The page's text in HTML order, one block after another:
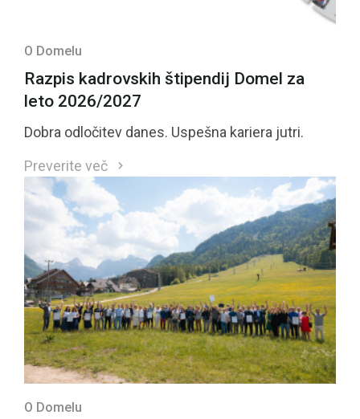
O Domelu
Razpis kadrovskih štipendij Domel za
leto 2026/2027
Dobra odločitev danes. Uspešna kariera jutri.
Preverite več
O Domelu